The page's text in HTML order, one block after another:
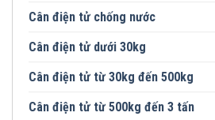
Cân điện tử chống nước
Cân điện tử dưới 30kg
Cân điện tử từ 30kg đến 500kg
Cân điện tử từ 500kg đến 3 tấn